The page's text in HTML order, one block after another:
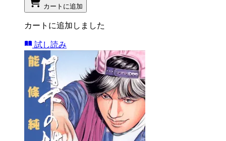
カートに追加
カートに追加しました
試し読み